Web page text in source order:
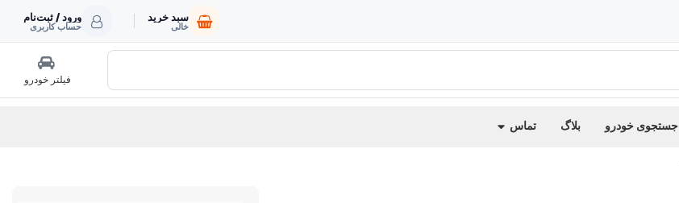
سبد خرید
خالی
ورود / ثبت‌نام
حساب کاربری
فیلتر خودرو
جستجوی خودرو بلاگ تماس